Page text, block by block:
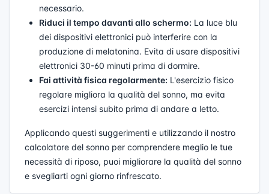
necessario.
Riduci il tempo davanti allo schermo: La luce blu
dei dispositivi elettronici può interferire con la
produzione di melatonina. Evita di usare dispositivi
elettronici 30-60 minuti prima di dormire.
Fai attività fisica regolarmente: L'esercizio fisico
regolare migliora la qualità del sonno, ma evita
esercizi intensi subito prima di andare a letto.
Applicando questi suggerimenti e utilizzando il nostro
calcolatore del sonno per comprendere meglio le tue
necessità di riposo, puoi migliorare la qualità del sonno
e svegliarti ogni giorno rinfrescato.